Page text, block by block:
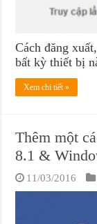
Cách đăng
bất kỳ thiết bị
Xem chi tiết »
Thêm một
8.1 &
11/03/2016